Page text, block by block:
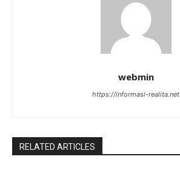
webmin
https://informasi-realita.net
RELATED ARTICLES